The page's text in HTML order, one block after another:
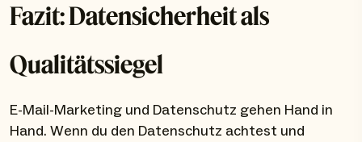
Fazit: Datensicherheit als
Qualitätssiegel
E-Mail-Marketing und Datenschutz gehen Hand in
Hand. Wenn du den Datenschutz achtest und